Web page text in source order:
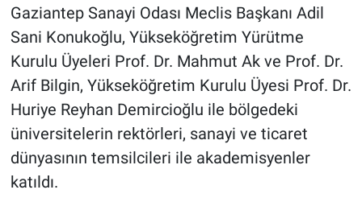
Gaziantep Sanayi Odası Meclis Başkanı Adil
Sani Konukoğlu, Yükseköğretim Yürütme
Kurulu Üyeleri Prof. Dr. Mahmut Ak ve Prof. Dr.
Arif Bilgin, Yükseköğretim Kurulu Üyesi Prof. Dr.
Huriye Reyhan Demircioğlu ile bölgedeki
üniversitelerin rektörleri, sanayi ve ticaret
dünyasının temsilcileri ile akademisyenler
katıldı.